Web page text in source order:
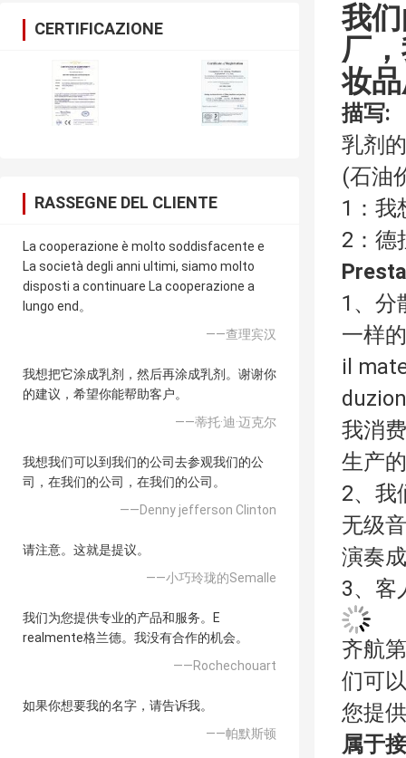
CERTIFICAZIONE
RASSEGNE DEL CLIENTE
La cooperazione è molto soddisfacente e
La società degli anni ultimi, siamo molto
disposti a continuare La cooperazione a
lungo end。
——查理宾汉
我想把它涂成乳剂，然后再涂成乳剂。谢谢你
的建议，希望你能帮助客户。
——蒂托·迪·迈克尔
我想我们可以到我们的公司去参观我们的公
司，在我们的公司，在我们的公司。
——Denny jefferson Clinton
请注意。这就是提议。
——小巧玲珑的Semalle
我们为您提供专业的产品和服务。E
realmente格兰德。我没有合作的机会。
——Rochechouart
如果你想要我的名字，请告诉我。
——帕默斯顿
我
厂
妆
描写:
乳剂
(石油
1： 我
2： 德
1、分
一样
il
我消
生产
2、我
无级
演奏
3、客
齐航
们可
您提
属于